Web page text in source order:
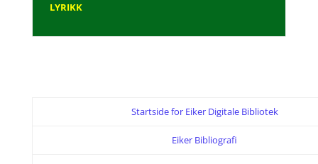
LYRIKK
Startside for Eiker Digitale Bibliotek
Eiker Bibliografi